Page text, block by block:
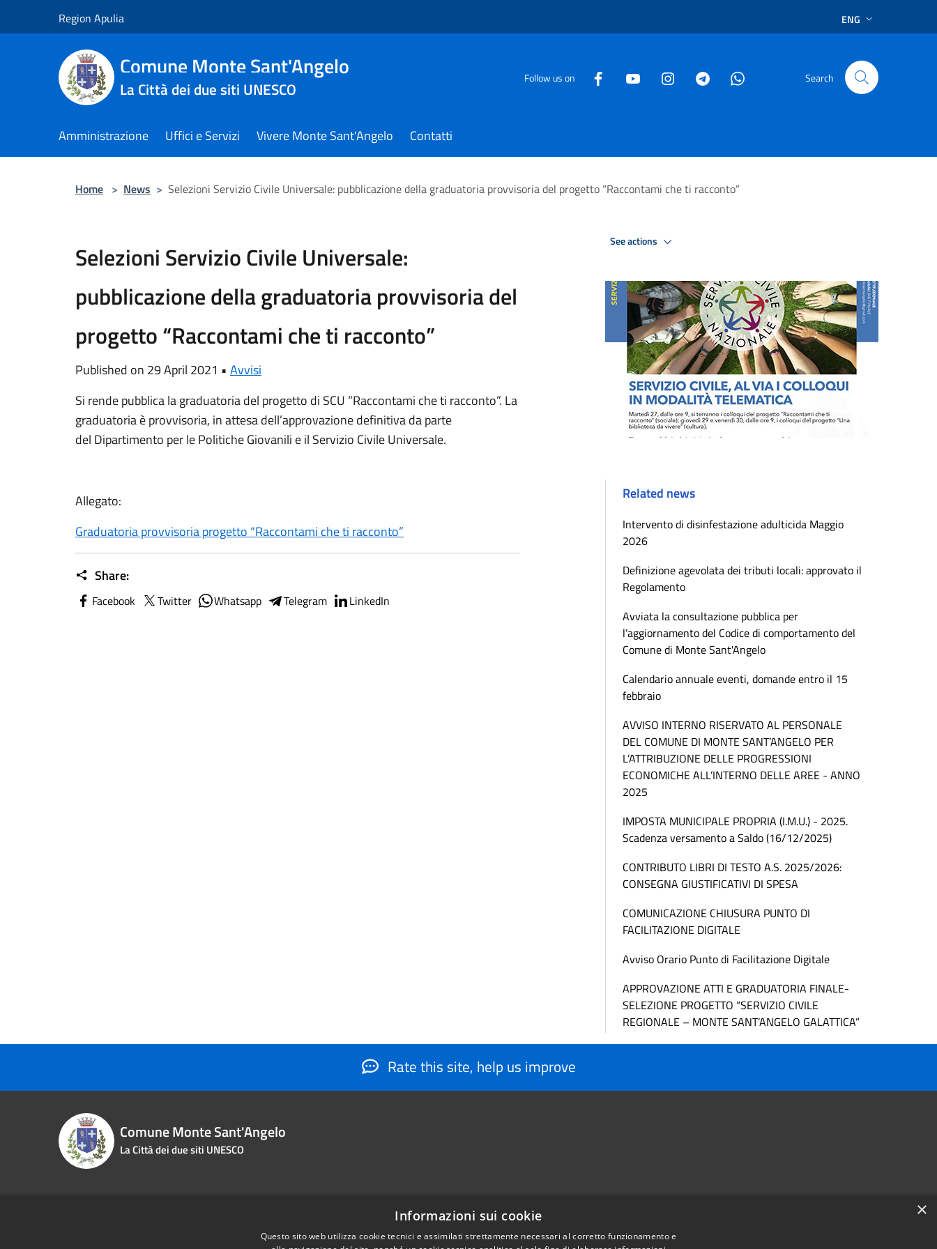
Region Apulia ENG
Comune Monte Sant'Angelo
La Città dei due siti UNESCO
Follow us on Search
Amministrazione Uffici e Servizi Vivere Monte Sant'Angelo Contatti
Home > News > Selezioni Servizio Civile Universale: pubblicazione della graduatoria provvisoria del progetto “Raccontami che ti racconto”
Selezioni Servizio Civile Universale:
pubblicazione della graduatoria provvisoria del
progetto “Raccontami che ti racconto”
Published on 29 April 2021 • Avvisi
Si rende pubblica la graduatoria del progetto di SCU “Raccontami che ti racconto”. La
graduatoria è provvisoria, in attesa dell’approvazione definitiva da parte
del Dipartimento per le Politiche Giovanili e il Servizio Civile Universale.
Allegato:
Graduatoria provvisoria progetto “Raccontami che ti racconto”
Share:
Facebook Twitter Whatsapp Telegram LinkedIn
See actions
Related news
Intervento di disinfestazione adulticida Maggio
2026
Definizione agevolata dei tributi locali: approvato il
Regolamento
Avviata la consultazione pubblica per
l’aggiornamento del Codice di comportamento del
Comune di Monte Sant'Angelo
Calendario annuale eventi, domande entro il 15
febbraio
AVVISO INTERNO RISERVATO AL PERSONALE
DEL COMUNE DI MONTE SANT’ANGELO PER
L’ATTRIBUZIONE DELLE PROGRESSIONI
ECONOMICHE ALL’INTERNO DELLE AREE - ANNO
2025
IMPOSTA MUNICIPALE PROPRIA (I.M.U.) - 2025.
Scadenza versamento a Saldo (16/12/2025)
CONTRIBUTO LIBRI DI TESTO A.S. 2025/2026:
CONSEGNA GIUSTIFICATIVI DI SPESA
COMUNICAZIONE CHIUSURA PUNTO DI
FACILITAZIONE DIGITALE
Avviso Orario Punto di Facilitazione Digitale
APPROVAZIONE ATTI E GRADUATORIA FINALE-
SELEZIONE PROGETTO “SERVIZIO CIVILE
REGIONALE – MONTE SANT’ANGELO GALATTICA”
Rate this site, help us improve
Comune Monte Sant'Angelo
La Città dei due siti UNESCO
Phone:0884566206
×
Informazioni sui cookie
Questo sito web utilizza cookie tecnici e assimilati strettamente necessari al corretto funzionamento e